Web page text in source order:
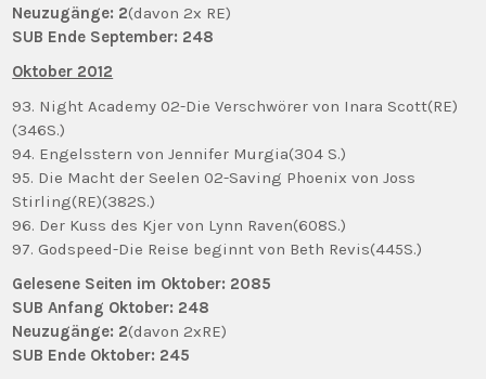
Neuzugänge: 2(davon 2x RE)
SUB Ende September: 248
Oktober 2012
93. Night Academy 02-Die Verschwörer von Inara Scott(RE)
(346S.)
94. Engelsstern von Jennifer Murgia(304 S.)
95. Die Macht der Seelen 02-Saving Phoenix von Joss
Stirling(RE)(382S.)
96. Der Kuss des Kjer von Lynn Raven(608S.)
97. Godspeed-Die Reise beginnt von Beth Revis(445S.)
Gelesene Seiten im Oktober: 2085
SUB Anfang Oktober: 248
Neuzugänge: 2(davon 2xRE)
SUB Ende Oktober: 245